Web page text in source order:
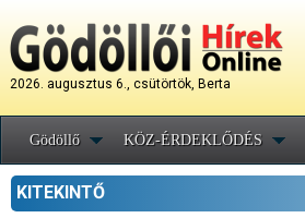
2026. augusztus 6., csütörtök, Berta
Gödöllő KÖZ-ÉRDEKLŐDÉS
KITEKINTŐ